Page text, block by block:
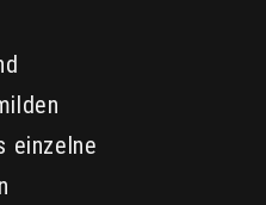
einzelne